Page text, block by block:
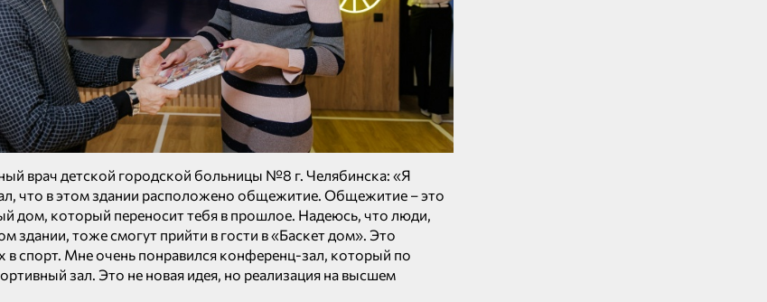
врач детской городской больницы №8 г. Челябинска: «Я
что в этом здании расположено общежитие. Общежитие – это
дом, который переносит тебя в прошлое. Надеюсь, что люди,
здании, тоже смогут прийти в гости в «Баскет дом». Это
в спорт. Мне очень понравился конференц-зал, который по
зал. Это не новая идея, но реализация на высшем